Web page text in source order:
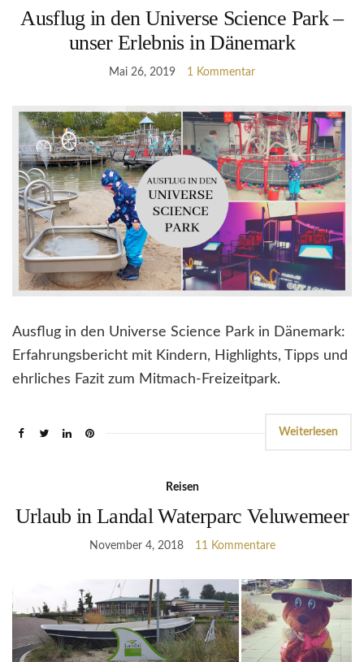
Ausflug in den Universe Science Park –
unser Erlebnis in Dänemark
Mai 26, 2019 1 Kommentar
Ausflug in den Universe Science Park in Dänemark:
Erfahrungsbericht mit Kindern, Highlights, Tipps und
ehrliches Fazit zum Mitmach-Freizeitpark.
Weiterlesen
Reisen
Urlaub in Landal Waterparc Veluwemeer
November 4, 2018 11 Kommentare